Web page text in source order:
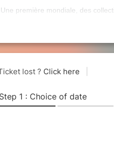
Une première mondiale, des
L'Épopée du 2 Roues aborde des
Plus de500 deux-rouesillustrent
L’exposition ne se limite pas au